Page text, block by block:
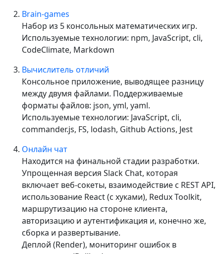
Brain-games
Набор из 5 консольных математических игр.
Используемые технологии: npm, JavaScript, cli,
CodeClimate, Markdown
Вычислитель отличий
Консольное приложение, выводящее разницу
между двумя файлами. Поддерживаемые
форматы файлов: json, yml, yaml.
Используемые технологии: JavaScript, cli,
commander.js, FS, lodash, Github Actions, Jest
Онлайн чат
Находится на финальной стадии разработки.
Упрощенная версия Slack Chat, которая
включает веб-сокеты, взаимодействие с REST API,
использование React (с хуками), Redux Toolkit,
маршрутизацию на стороне клиента,
авторизацию и аутентификация и, конечно же,
сборка и развертывание.
Деплой (Render), мониторинг ошибок в